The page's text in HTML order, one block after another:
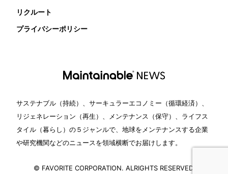
リクルート
プライバシーポリシー
サステナブル（持続）、サーキュラーエコノミー（循環経済）、
リジェネレーション（再生）、メンテナンス（保守）、ライフス
タイル（暮らし）の５ジャンルで、地球をメンテナンスする企業
や研究機関などのニュースを領域横断でお届けします。
© FAVORITE CORPORATION. ALRIGHTS RESERVED.